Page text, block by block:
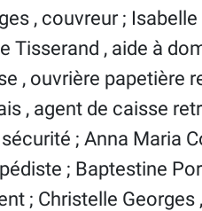
, couvreur ;
Tisserand , aide à
, ouvrière papetière
, agent de caisse
; Anna Maria
; Baptestine
; Christelle